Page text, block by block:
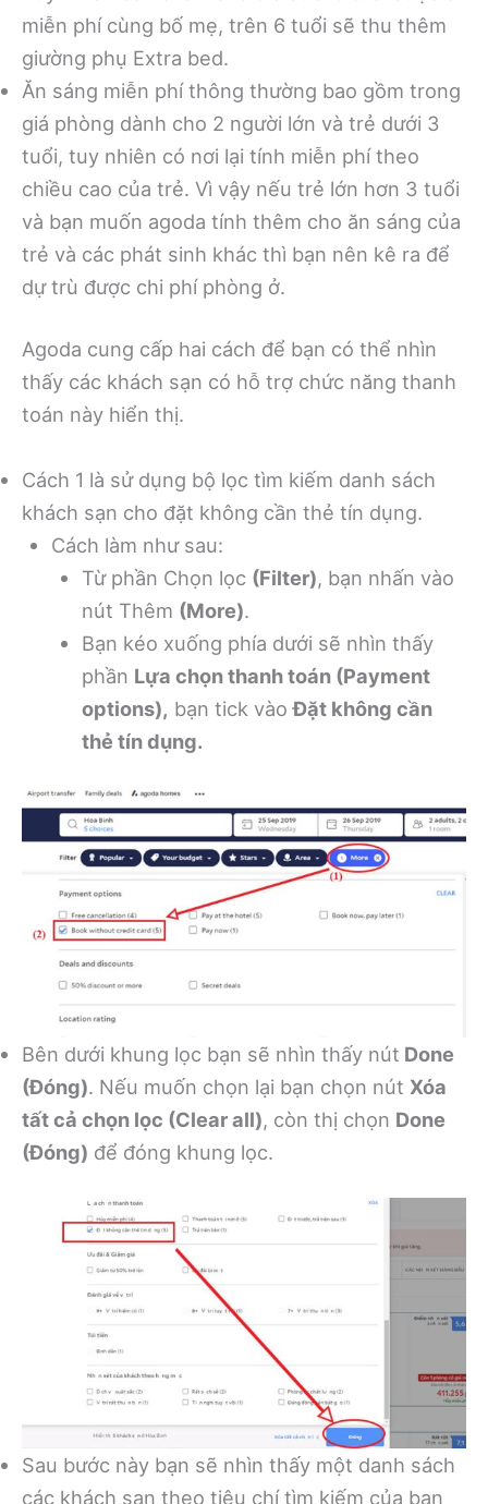
miễn phí cùng bố mẹ, trên 6 tuổi sẽ thu thêm
giường phụ Extra bed.
Ăn sáng miễn phí thông thường bao gồm trong
giá phòng dành cho 2 người lớn và trẻ dưới 3
tuổi, tuy nhiên có nơi lại tính miễn phí theo
chiều cao của trẻ. Vì vậy nếu trẻ lớn hơn 3 tuổi
và bạn muốn agoda tính thêm cho ăn sáng của
trẻ và các phát sinh khác thì bạn nên kê ra để
dự trù được chi phí phòng ở.
Agoda cung cấp hai cách để bạn có thể nhìn
thấy các khách sạn có hỗ trợ chức năng thanh
toán này hiển thị.
Cách 1 là sử dụng bộ lọc tìm kiếm danh sách
khách sạn cho đặt không cần thẻ tín dụng.
Cách làm như sau:
Từ phần Chọn lọc (Filter), bạn nhấn vào
nút Thêm (More).
Bạn kéo xuống phía dưới sẽ nhìn thấy
phần Lựa chọn thanh toán (Payment
options), bạn tick vàoĐặt không cần
thẻ tín dụng.
Bên dưới khung lọc bạn sẽ nhìn thấy nút Done
(Đóng). Nếu muốn chọn lại bạn chọn nút Xóa
tất cả chọn lọc (Clear all), còn thị chọn Done
(Đóng) để đóng khung lọc.
Sau bước này bạn sẽ nhìn thấy một danh sách
các khách sạn theo tiêu chí tìm kiếm của bạn